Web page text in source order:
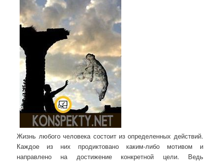
Жизнь любого человека состоит из определенных действий.
Каждое из них продиктовано каким-либо мотивом и
направлено на достижение конкретной цели. Ведь